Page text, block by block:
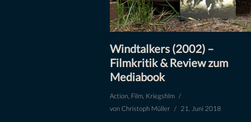
Windtalkers (2002) –
Filmkritik & Review zum
Mediabook
Action, Film, Kriegsfilm
vonChristoph Müller 21. Juni 2018